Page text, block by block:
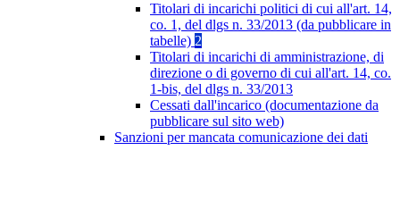
Titolari di incarichi politici di cui all'art. 14,
co. 1, del dlgs n. 33/2013 (da pubblicare in
tabelle) 2
Titolari di incarichi di amministrazione, di
direzione o di governo di cui all'art. 14, co.
1-bis, del dlgs n. 33/2013
Cessati dall'incarico (documentazione da
pubblicare sul sito web)
Sanzioni per mancata comunicazione dei dati